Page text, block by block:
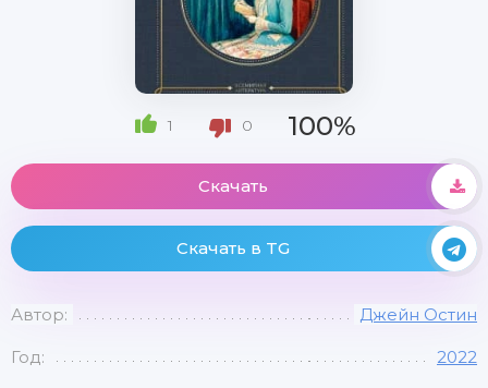
1 0 100%
Скачать
Скачать в TG
Автор: Джейн Остин
Год: 2022